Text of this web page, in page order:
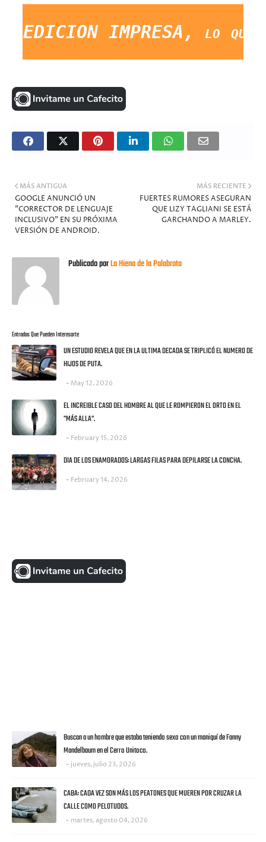
IMPRESA, lo que
MÁS RECIENTE
FUERTES RUMORES ASEGURAN
QUE LIZY TAGLIANI SE ESTÁ
GARCHANDO A MARLEY.
MÁS ANTIGUA
GOOGLE ANUNCIÓ UN
"CORRECTOR DE LENGUAJE
INCLUSIVO" EN SU PRÓXIMA
VERSIÓN DE ANDROID.
Publicado porLa Hiena de la Palabrota
Entradas Que Pueden Interesarte
UN ESTUDIO REVELA QUE EN LA ULTIMA DECADA SE TRIPLICÓ EL NUMERO DE
HIJOS DE PUTA.
May 12, 2026
EL INCREIBLE CASO DEL HOMBRE AL QUE LE ROMPIERON EL ORTO EN EL
"MÁS ALLA".
February 15, 2026
DIA DE LOS ENAMORADOS: LARGAS FILAS PARA DEPILARSE LA CONCHA.
February 14, 2026
Buscan a un hombre que estaba teniendo sexo con un maniquí de Fanny
Mandelbaum en el Cerro Unitoco.
jueves, julio 23, 2026
CABA: CADA VEZ SON MÁS LOS PEATONES QUE MUEREN POR CRUZAR LA
CALLE COMO PELOTUDOS.
martes, agosto 04, 2026